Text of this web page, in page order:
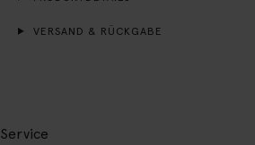
VERSAND & RÜCKGABE
Service